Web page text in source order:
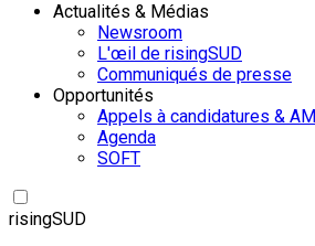
Actualités & Médias
Newsroom
L'œil de risingSUD
Communiqués de presse
Opportunités
Appels à candidatures & AMI
Agenda
SOFT
risingSUD